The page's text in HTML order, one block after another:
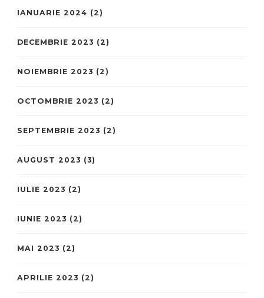
IANUARIE 2024 (2)
DECEMBRIE 2023 (2)
NOIEMBRIE 2023 (2)
OCTOMBRIE 2023 (2)
SEPTEMBRIE 2023 (2)
AUGUST 2023 (3)
IULIE 2023 (2)
IUNIE 2023 (2)
MAI 2023 (2)
APRILIE 2023 (2)